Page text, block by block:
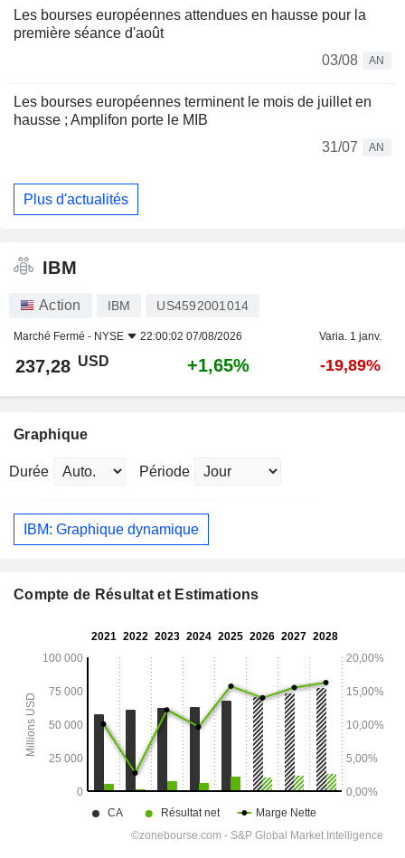
Les bourses européennes attendues en hausse pour la
première séance d'août
03/08
AN
Les bourses européennes terminent le mois de juillet en
hausse ; Amplifon porte le MIB
31/07
AN
Plus d'actualités
IBM
Action IBM US4592001014
Marché Fermé - NYSE 22:00:02 07/08/2026 Varia. 1 janv.
237,28 USD +1,65% -19,89%
Graphique
Durée Période
IBM: Graphique dynamique
Compte de Résultat et Estimations